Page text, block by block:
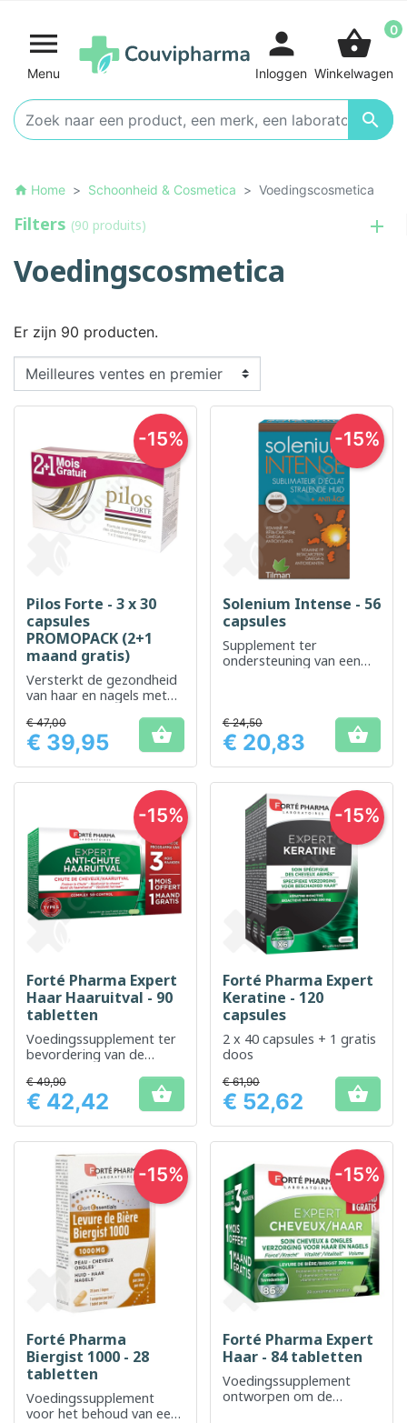

Menu

person
Inloggen
shopping_basket 0
Winkelwagen
home Home Schoonheid & Cosmetica Voedingscosmetica
Filters (90 produits)
Voedingscosmetica
Er zijn 90 producten.
Pilos Forte - 3 x 30
capsules
PROMOPACK (2+1
maand gratis)
Versterkt de gezondheid
van haar en nagels met
voedingsformule
Prijs
€ 47,00
€ 39,95 
-15%
Solenium Intense - 56
capsules
Supplement ter
ondersteuning van een
Prijs
€ 24,50
€ 20,83 
-15%
Forté Pharma Expert
Haar Haaruitval - 90
tabletten
Voedingssupplement ter
bevordering van de
het haar
Prijs
€ 49,90
€ 42,42 
-15%
Forté Pharma Expert
Keratine - 120
capsules
2 x 40 capsules + 1 gratis
doos
Prijs
€ 61,90
€ 52,62 
-15%
Forté Pharma
Biergist 1000 - 28
tabletten
Voedingssupplement
voor het behoud van een
-15%
Forté Pharma Expert
Haar - 84 tabletten
Voedingssupplement
ontworpen om de
-15%